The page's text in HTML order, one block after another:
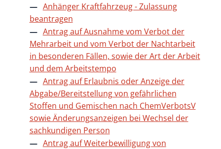
Anhänger Kraftfahrzeug - Zulassung
beantragen
Antrag auf Ausnahme vom Verbot der
Mehrarbeit und vom Verbot der Nachtarbeit
in besonderen Fällen, sowie der Art der Arbeit
und dem Arbeitstempo
Antrag auf Erlaubnis oder Anzeige der
Abgabe/Bereitstellung von gefährlichen
Stoffen und Gemischen nach ChemVerbotsV
sowie Änderungsanzeigen bei Wechsel der
sachkundigen Person
Antrag auf Weiterbewilligung von